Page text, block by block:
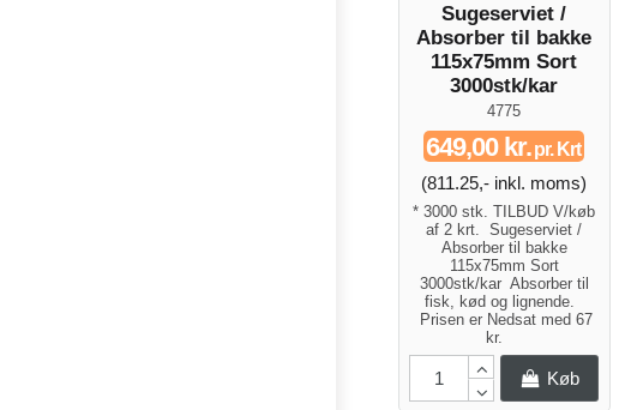
Sugeserviet /
Absorber til bakke
115x75mm Sort
3000stk/kar
4775
649,00 kr.pr. Krt
(811.25,- inkl. moms)
* 3000 stk. TILBUD V/køb
af 2 krt. Sugeserviet /
Absorber til bakke
115x75mm Sort
3000stk/kar Absorber til
fisk, kød og lignende.
Prisen er Nedsat med 67
kr.
Køb